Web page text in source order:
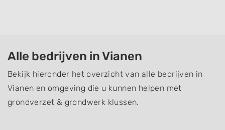
Alle bedrijven in Vianen
Bekijk hieronder het overzicht van alle bedrijven in
Vianen en omgeving die u kunnen helpen met
grondverzet & grondwerk klussen.